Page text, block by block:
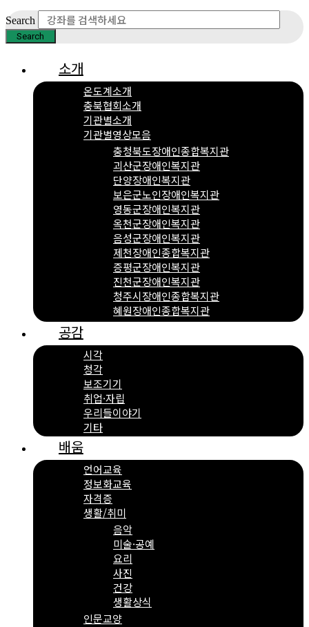
Search
Search
소개
온도계소개
충북협회소개
기관별소개
기관별영상모음
충청북도장애인종합복지관
괴산군장애인복지관
단양장애인복지관
보은군노인장애인복지관
영동군장애인복지관
옥천군장애인복지관
음성군장애인복지관
제천장애인종합복지관
증평군장애인복지관
진천군장애인복지관
청주시장애인종합복지관
혜원장애인종합복지관
공감
시각
청각
보조기기
취업·자립
우리들이야기
기타
배움
언어교육
정보화교육
자격증
생활/취미
음악
미술·공예
요리
사진
건강
생활상식
인문교양